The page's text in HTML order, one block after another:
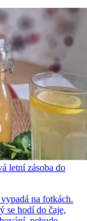
letní zásoba do
na fotkách.
se hodí do čaje,